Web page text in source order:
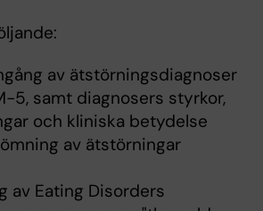
av ätstörningsdiagnoser
5, samt diagnosers styrkor,
och kliniska betydelse
av ätstörningar
av Eating Disorders